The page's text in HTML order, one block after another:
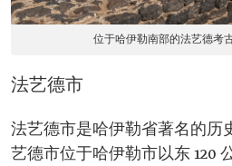
位于哈伊勒南部的法艺德考
法艺德市
法艺德市是哈伊勒省著名的历
艺德市位于哈伊勒市以东 120